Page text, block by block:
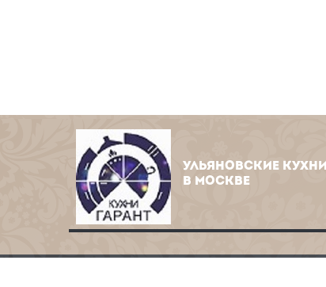
УЛЬЯНОВСКИЕ КУХНИ
В МОСКВЕ